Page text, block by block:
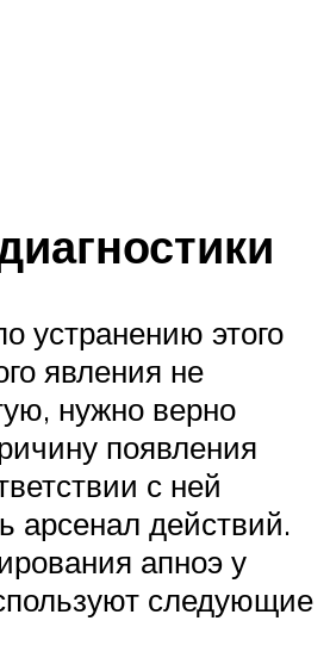
устранению этого
явления не
нужно верно
появления
с ней
арсенал действий.
апноэ у
следующие